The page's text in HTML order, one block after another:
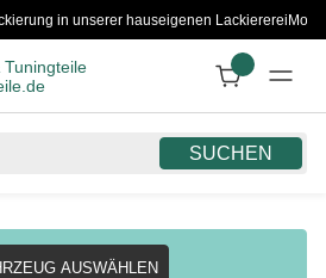
in unserer hauseigenen Lackiererei
SUCHEN
AUSWÄHLEN